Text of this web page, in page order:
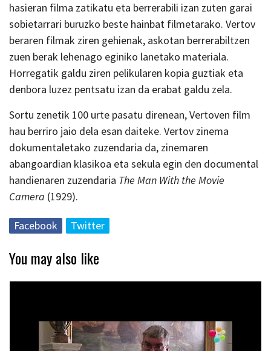
hasieran filma zatikatu eta berrerabili izan zuten garai
sobietarrari buruzko beste hainbat filmetarako. Vertov
beraren filmak ziren gehienak, askotan berrerabiltzen
zuen berak lehenago eginiko lanetako materiala.
Horregatik galdu ziren pelikularen kopia guztiak eta
denbora luzez pentsatu izan da erabat galdu zela.
Sortu zenetik 100 urte pasatu direnean, Vertoven film
hau berriro jaio dela esan daiteke. Vertov zinema
dokumentaletako zuzendaria da, zinemaren
abangoardian klasikoa eta sekula egin den documental
handienaren zuzendaria The Man With the Movie
Camera (1929).
Facebook Twitter
You may also like